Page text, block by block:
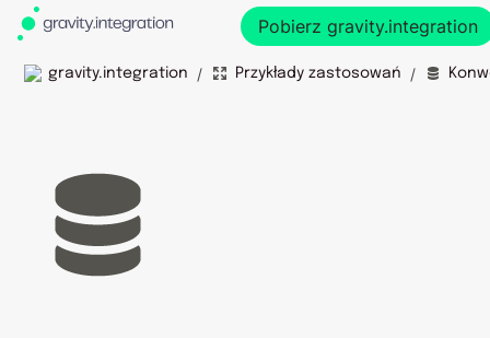
Pobierz gravity.integration
gravity.integration / Przykłady zastosowań /